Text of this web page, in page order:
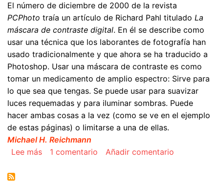
El número de diciembre de 2000 de la revista
PCPhoto traía un artículo de Richard Pahl titulado La
máscara de contraste digital. En él se describe como
usar una técnica que los laborantes de fotografía han
usado tradicionalmente y que ahora se ha traducido a
Photoshop. Usar una máscara de contraste es como
tomar un medicamento de amplio espectro: Sirve para
lo que sea que tengas. Se puede usar para suavizar
luces requemadas y para iluminar sombras. Puede
hacer ambas cosas a la vez (como se ve en el ejemplo
de estas páginas) o limitarse a una de ellas.
Michael H. Reichmann
Lee mássobre La máscara de contraste
1 comentario Añadir comentario